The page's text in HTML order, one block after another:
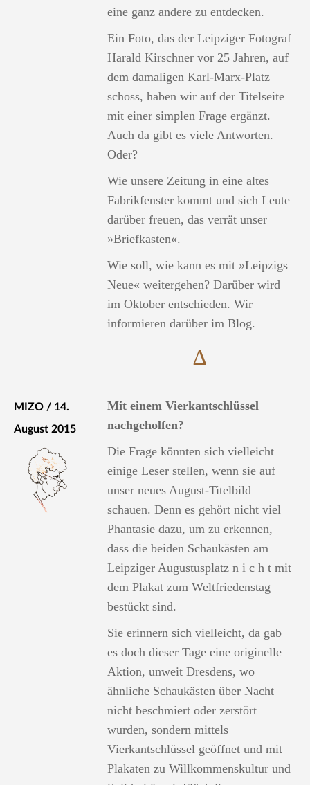
eine ganz andere zu entdecken.
Ein Foto, das der Leipziger Fotograf
Harald Kirschner vor 25 Jahren, auf
dem damaligen Karl-Marx-Platz
schoss, haben wir auf der Titelseite
mit einer simplen Frage ergänzt.
Auch da gibt es viele Antworten.
Oder?
Wie unsere Zeitung in eine altes
Fabrikfenster kommt und sich Leute
darüber freuen, das verrät unser
»Briefkasten«.
Wie soll, wie kann es mit »Leipzigs
Neue« weitergehen? Darüber wird
im Oktober entschieden. Wir
informieren darüber im Blog.
∆
MIZO / 14.
August 2015
Mit einem Vierkantschlüssel
nachgeholfen?
Die Frage könnten sich vielleicht
einige Leser stellen, wenn sie auf
unser neues August-Titelbild
schauen. Denn es gehört nicht viel
Phantasie dazu, um zu erkennen,
dass die beiden Schaukästen am
Leipziger Augustusplatz n i c h t mit
dem Plakat zum Weltfriedenstag
bestückt sind.
Sie erinnern sich vielleicht, da gab
es doch dieser Tage eine originelle
Aktion, unweit Dresdens, wo
ähnliche Schaukästen über Nacht
nicht beschmiert oder zerstört
wurden, sondern mittels
Vierkantschlüssel geöffnet und mit
Plakaten zu Willkommenskultur und